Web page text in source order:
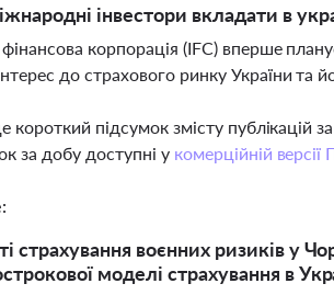
інвестори вкладати в
корпорація (IFC) вперше
до страхового ринку України та
підсумок змісту
за добу доступні у комерційній
страхування воєнних ризиків у
моделі страхування в